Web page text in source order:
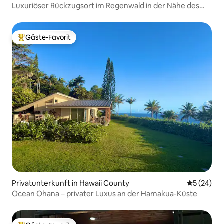
Luxuriöser Rückzugsort im Regenwald in der Nähe des
Beliebter Gäste-Favorit.
Gäste-Favorit
Privatunterkunft in Hawaii County
5 (24)
Ocean Ohana – privater Luxus an der Hamakua-Küste